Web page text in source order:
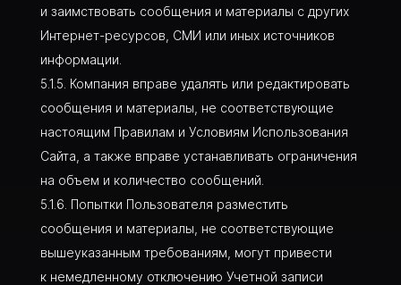
и заимствовать сообщения и материалы с других
Интернет-ресурсов, СМИ или иных источников
информации.
Компания вправе удалять или редактировать
сообщения и материалы, не соответствующие
настоящим Правилам и Условиям Использования
Сайта, а также вправе устанавливать ограничения
на объем и количество сообщений.
Попытки Пользователя разместить
сообщения и материалы, не соответствующие
вышеуказанным требованиям, могут привести
к немедленному отключению Учетной записи